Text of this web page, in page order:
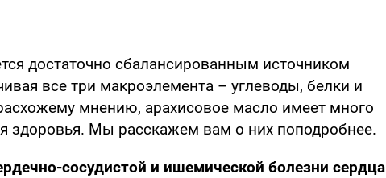
достаточно сбалансированным источником
все три макроэлемента – углеводы, белки и
мнению, арахисовое масло имеет много
здоровья. Мы расскажем вам о них поподробнее.
сосудистой и ишемической болезни сердца